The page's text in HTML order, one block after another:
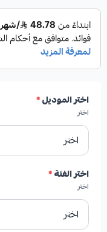
النوع:طقم جلد
محتويات الطقم:
اختر الموديل*
اختر
اختر الفئة*
اختر